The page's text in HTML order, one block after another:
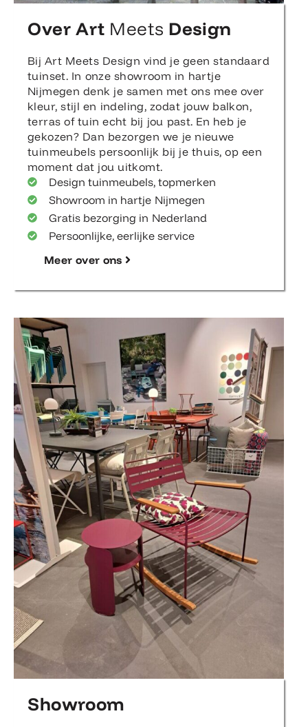
Over Art Meets Design
Bij Art Meets Design vind je geen standaard
tuinset. In onze showroom in hartje
Nijmegen denk je samen met ons mee over
kleur, stijl en indeling, zodat jouw balkon,
terras of tuin echt bij jou past. En heb je
gekozen? Dan bezorgen we je nieuwe
tuinmeubels persoonlijk bij je thuis, op een
moment dat jou uitkomt.
Design tuinmeubels, topmerken
Showroom in hartje Nijmegen
Gratis bezorging in Nederland
Persoonlijke, eerlijke service
Meer over ons
Showroom